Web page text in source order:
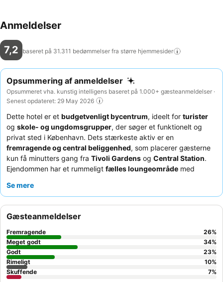
Anmeldelser
7,2 baseret på 31.311 bedømmelser fra større hjemmesider
Opsummering af anmeldelser
Opsummeret vha. kunstig intelligens baseret på 1.000+ gæsteanmeldelser ·
Senest opdateret: 29 May 2026
Dette hotel er et budgetvenligt bycentrum, ideelt for turister
og skole- og ungdomsgrupper, der søger et funktionelt og
privat sted i København. Dets stærkeste aktiv er en
fremragende og central beliggenhed, som placerer gæsterne
kun få minutters gang fra Tivoli Gardens og Central Station.
Ejendommen har et rummeligt fælles loungeområde med
til de kompakte værelser. Gæsterne roser konsekvent
bemærkninger for dens variation og kvalitet, herunder glutenfri
muligheder efter anmodning. For et mere roligt ophold kan du
overveje at anmode om et værelse mod haven.
Se mere
Gæsteanmeldelser
Fremragende 26%
Meget godt
34%
Godt
23%
Rimeligt
10%
Skuffende
7%